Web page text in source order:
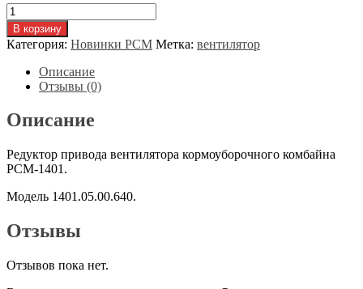
Количество
товара
Редуктор
привода
вентилятора
комбайна
РСМ-1401
В корзину
Категория: Новинки РСМ Метка: вентилятор
Описание
Отзывы (0)
Описание
Редуктор привода вентилятора кормоуборочного комбайна
РСМ-1401.
Модель 1401.05.00.640.
Отзывы
Отзывов пока нет.